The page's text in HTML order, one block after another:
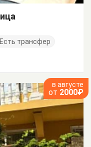
Есть трансфер
в августе
от 2000₽